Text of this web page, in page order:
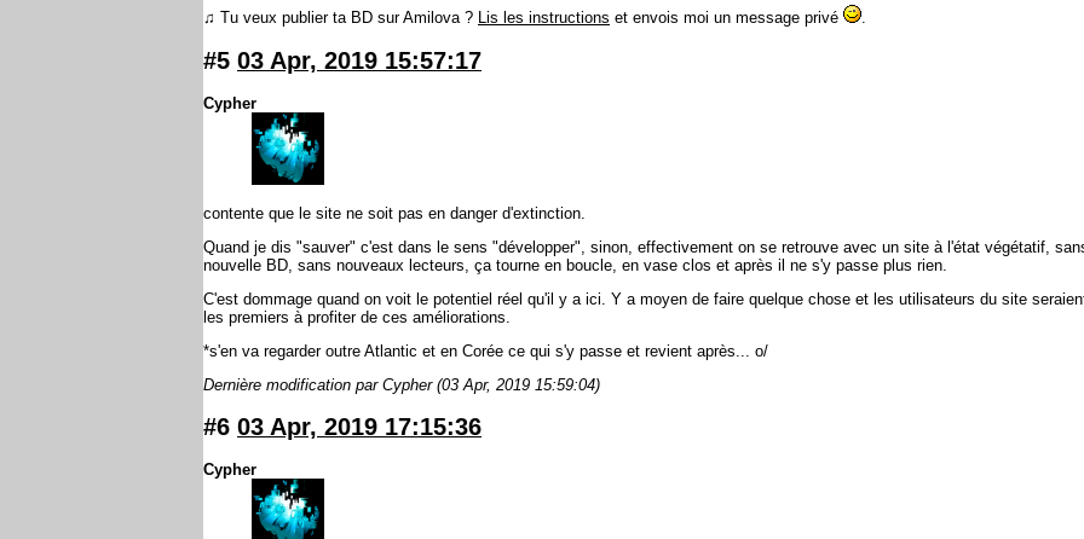
♫ Tu veux publier ta BD sur Amilova ? Lis les instructions et envois moi un message privé .
#5 03 Apr, 2019 15:57:17
Cypher
contente que le site ne soit pas en danger d'extinction.
Quand je dis "sauver" c'est dans le sens "développer", sinon, effectivement on se retrouve avec un site à l'état végétatif,
nouvelle BD, sans nouveaux lecteurs, ça tourne en boucle, en vase clos et après il ne s'y passe plus rien.
C'est dommage quand on voit le potentiel réel qu'il y a ici. Y a moyen de faire quelque chose et les utilisateurs du site
les premiers à profiter de ces améliorations.
*s'en va regarder outre Atlantic et en Corée ce qui s'y passe et revient après... o/
Dernière modification par Cypher (03 Apr, 2019 15:59:04)
#6 03 Apr, 2019 17:15:36
Cypher